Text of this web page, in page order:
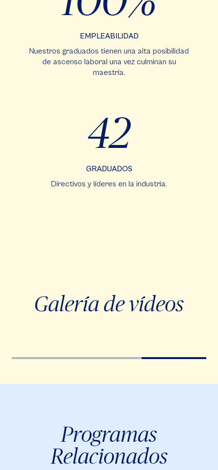
EMPLEABILIDAD
Nuestros graduados tienen una alta posibilidad
de ascenso laboral una vez culminan su
maestría.
42
GRADUADOS
Directivos y líderes en la industria.
Galería de vídeos
Programas
Relacionados